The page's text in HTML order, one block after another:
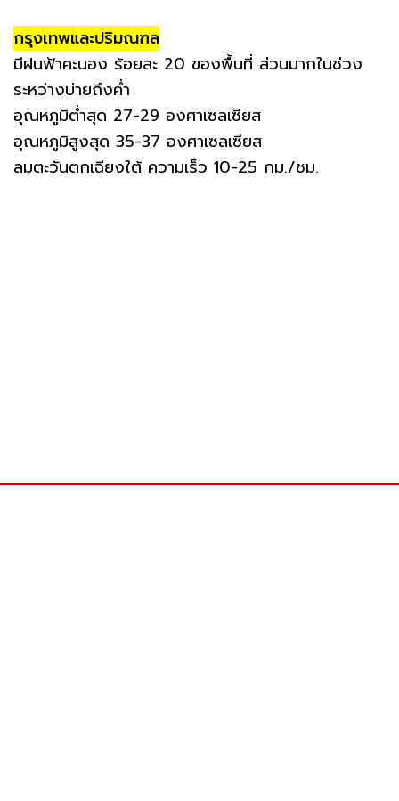
กรุงเทพและปริมณฑล
มีฝนฟ้าคะนอง ร้อยละ 20 ของพื้นที่ ส่วนมากในช่วง
ระหว่างบ่ายถึงค่ำ
อุณหภูมิต่ำสุด 27-29 องศาเซลเซียส
อุณหภูมิสูงสุด 35-37 องศาเซลเซียส
ลมตะวันตกเฉียงใต้ ความเร็ว 10-25 กม./ชม.